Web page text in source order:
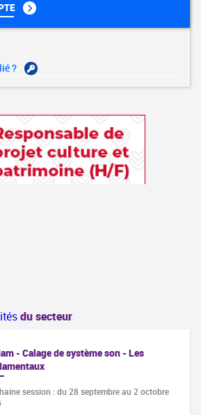
?
du secteur
- Calage de système son - Les
session : du 28 septembre au 2 octobre